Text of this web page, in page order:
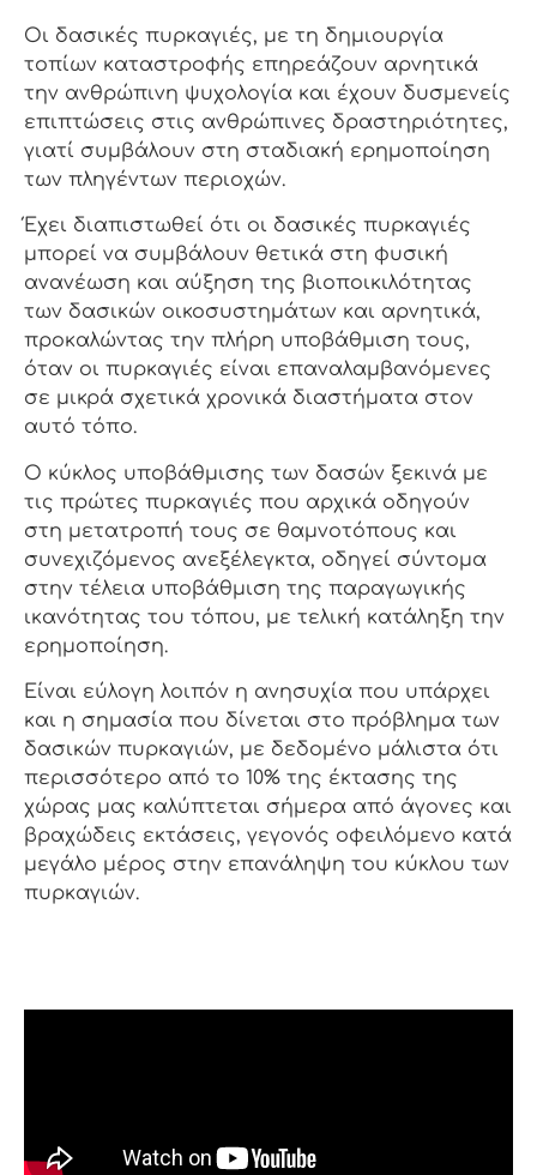
Οι δασικές πυρκαγιές, με τη δημιουργία
τοπίων καταστροφής επηρεάζουν αρνητικά
την ανθρώπινη ψυχολογία και έχουν δυσμενείς
επιπτώσεις στις ανθρώπινες δραστηριότητες,
γιατί συμβάλουν στη σταδιακή ερημοποίηση
των πληγέντων περιοχών.
Έχει διαπιστωθεί ότι οι δασικές πυρκαγιές
μπορεί να συμβάλουν θετικά στη φυσική
ανανέωση και αύξηση της βιοποικιλότητας
των δασικών οικοσυστημάτων και αρνητικά,
προκαλώντας την πλήρη υποβάθμιση τους,
όταν οι πυρκαγιές είναι επαναλαμβανόμενες
σε μικρά σχετικά χρονικά διαστήματα στον
αυτό τόπο.
Ο κύκλος υποβάθμισης των δασών ξεκινά με
τις πρώτες πυρκαγιές που αρχικά οδηγούν
στη μετατροπή τους σε θαμνοτόπους και
συνεχιζόμενος ανεξέλεγκτα, οδηγεί σύντομα
στην τέλεια υποβάθμιση της παραγωγικής
ικανότητας του τόπου, με τελική κατάληξη την
ερημοποίηση.
Είναι εύλογη λοιπόν η ανησυχία που υπάρχει
και η σημασία που δίνεται στο πρόβλημα των
δασικών πυρκαγιών, με δεδομένο μάλιστα ότι
περισσότερο από το 10% της έκτασης της
χώρας μας καλύπτεται σήμερα από άγονες και
βραχώδεις εκτάσεις, γεγονός οφειλόμενο κατά
μεγάλο μέρος στην επανάληψη του κύκλου των
πυρκαγιών.